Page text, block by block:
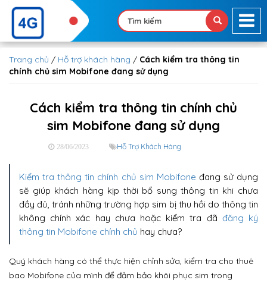
Trang chủ / Hỗ trợ khách hàng / Cách kiểm tra thông tin
chính chủ sim Mobifone đang sử dụng
Cách kiểm tra thông tin chính chủ
sim Mobifone đang sử dụng
28/06/2023 Hỗ Trợ Khách Hàng
Kiểm tra thông tin chính chủ sim Mobifone đang sử dụng
sẽ giúp khách hàng kịp thời bổ sung thông tin khi chưa
đầy đủ, tránh những trường hợp sim bị thu hồi do thông tin
không chính xác hay chưa hoặc kiểm tra đã đăng ký
thông tin Mobifone chính chủ hay chưa?
Quý khách hàng có thể thực hiện chỉnh sửa, kiểm tra cho thuê
bao Mobifone của mình để đảm bảo khôi phục sim trong